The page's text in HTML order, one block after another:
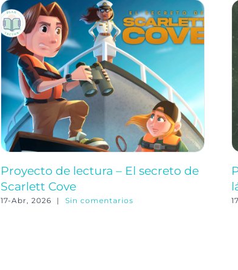
Proyecto de lectura – El secreto de
Scarlett Cove
17-Abr, 2026 | Sin comentarios